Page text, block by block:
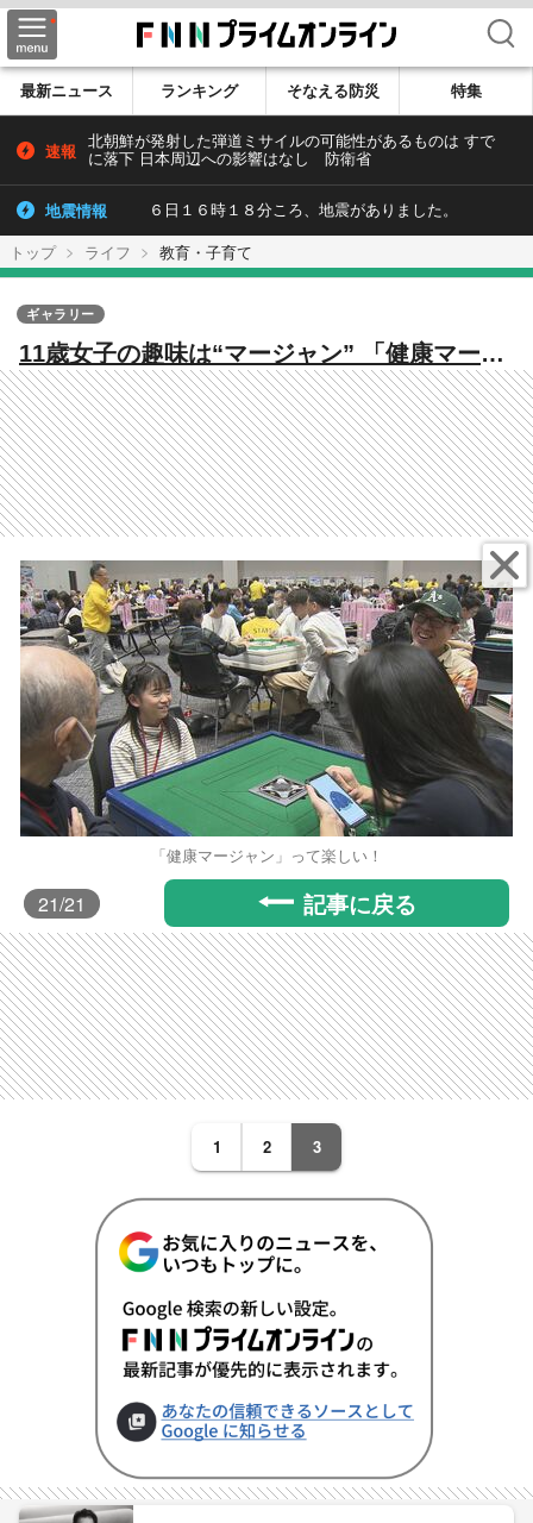
検索
最新ニュース ランキング そなえる防災 特集
速報
北朝鮮が発射した弾道ミサイルの可能性があるものは すで
に落下 日本周辺への影響はなし 防衛省
地震情報 ６日１６時１８分ころ、地震がありました。
トップ ライフ 教育・子育て
11歳女子の趣味は“マージャン” 「健康マージ
ャン」全国大会に挑んだ小学生 老練の猛者に
歯が立たず悔し涙を流す場面も 試合を追うご
とに成長する姿を追う
ギャラリー
「健康マージャン」って楽しい！
21/21 記事に戻る
1 2 3